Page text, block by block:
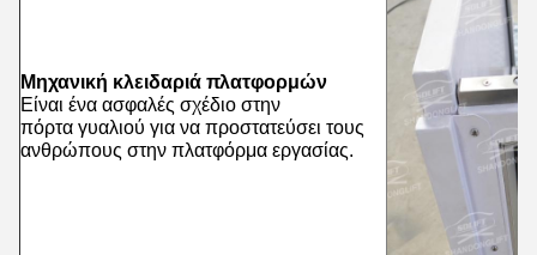
Μηχανική κλειδαριά πλατφορμών
Είναι ένα ασφαλές σχέδιο στην
πόρτα γυαλιού για να προστατεύσει τους
ανθρώπους στην πλατφόρμα εργασίας.